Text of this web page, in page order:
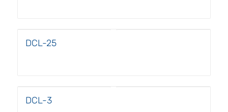
DCL-25
DCL-3